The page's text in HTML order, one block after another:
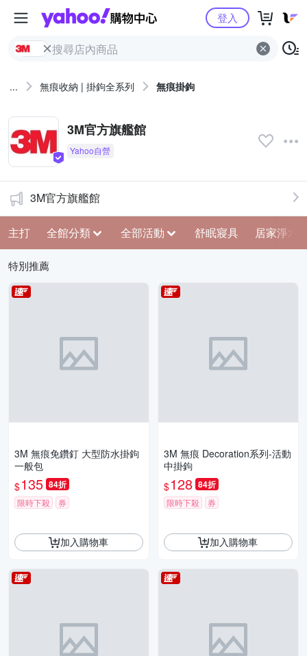
Yahoo購物中心
登入
... 無痕收納 | 掛鉤全系列 無痕掛鉤
3M官方旗艦館
3M官方旗艦館
主打 全館分類 全部活動 舒眠寢具 居家淨水
特別推薦
3M 無痕免鑽釘 大型防水掛鉤
一般包
$135 84折
限時下殺 券
加入購物車
3M 無痕 Decoration系列-活動
中掛鉤
$128 84折
限時下殺 券
加入購物車